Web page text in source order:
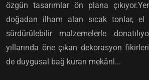
özgün tasarımlar ön plana
doğadan ilham alan sıcak tonlar,
sürdürülebilir malzemelerle
yıllarında öne çıkan dekorasyon
de duygusal bağ kuran mekânl...